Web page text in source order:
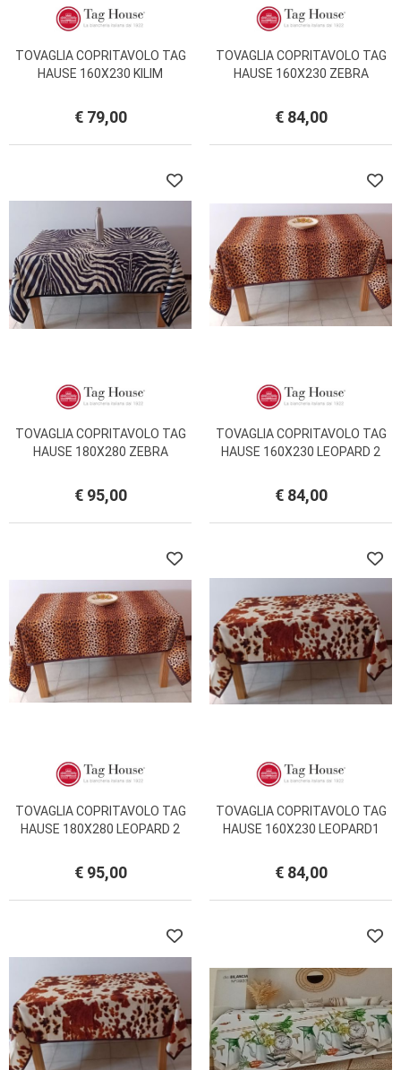
TOVAGLIA COPRITAVOLO TAG
HAUSE 160X230 KILIM
€ 79,00
TOVAGLIA COPRITAVOLO TAG
HAUSE 160X230 ZEBRA
€ 84,00
TOVAGLIA COPRITAVOLO TAG
HAUSE 180X280 ZEBRA
€ 95,00
TOVAGLIA COPRITAVOLO TAG
HAUSE 160X230 LEOPARD 2
€ 84,00
TOVAGLIA COPRITAVOLO TAG
HAUSE 180X280 LEOPARD 2
€ 95,00
TOVAGLIA COPRITAVOLO TAG
HAUSE 160X230 LEOPARD1
€ 84,00